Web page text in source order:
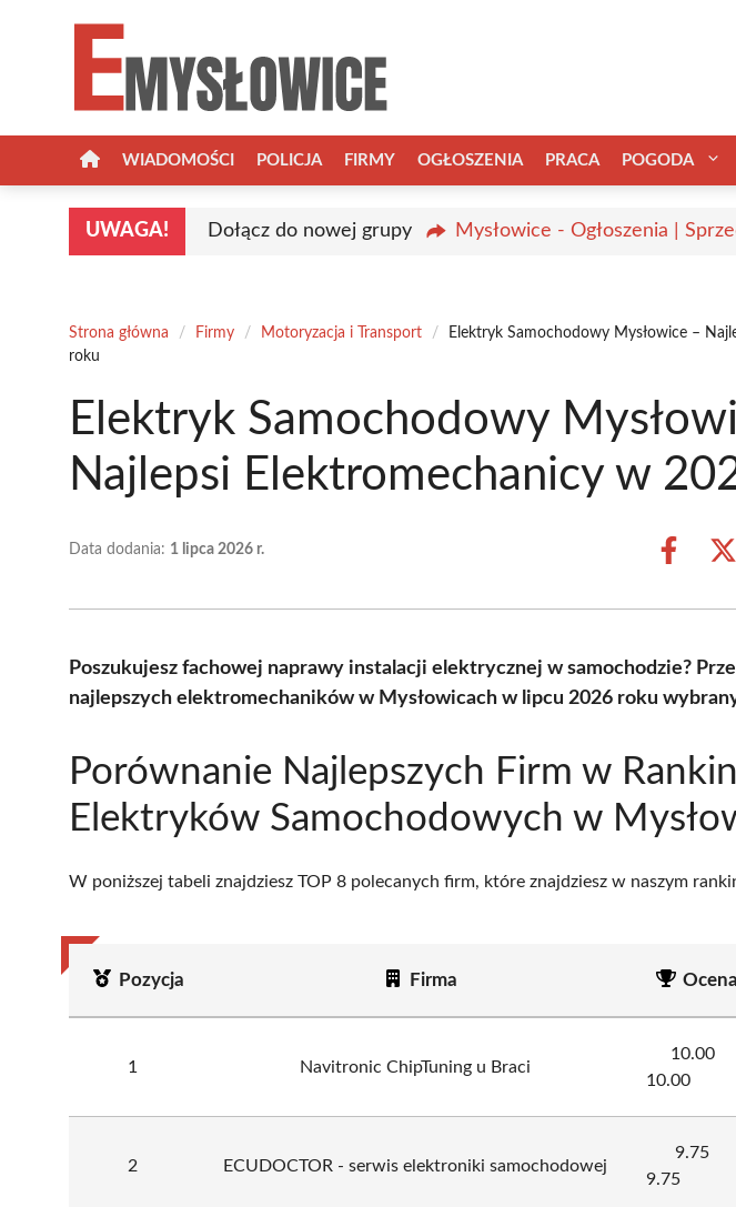
WIADOMOŚCI POLICJA FIRMY OGŁOSZENIA PRACA POGODA
UWAGA! Dołącz do nowej grupy Mysłowice - Ogłoszenia |
Strona główna / Firmy / Motoryzacja i Transport /
Elektryk Samochodowy Mysłowice –
roku
Elektryk Samochodowy
Najlepsi Elektromechanicy w
Data dodania: 1 lipca 2026 r.
Share
Poszukujesz fachowej naprawy instalacji elektrycznej w samochodzie?
najlepszych elektromechaników w Mysłowicach w lipcu 2026 roku
Porównanie Najlepszych Firm w
Elektryków Samochodowych w
W poniższej tabeli znajdziesz TOP 8 polecanych firm, które znajdziesz w naszym
Pozycja Firma Ocena
1 Navitronic ChipTuning u Braci
10.00
10.00
2 ECUDOCTOR - serwis elektroniki samochodowej
9.75
9.75